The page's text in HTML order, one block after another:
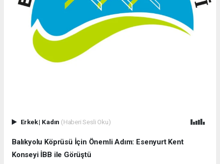
Erkek| Kadın (Haberi Sesli Oku)
Balıkyolu Köprüsü İçin Önemli Adım: Esenyurt Kent
Konseyi İBB ile Görüştü